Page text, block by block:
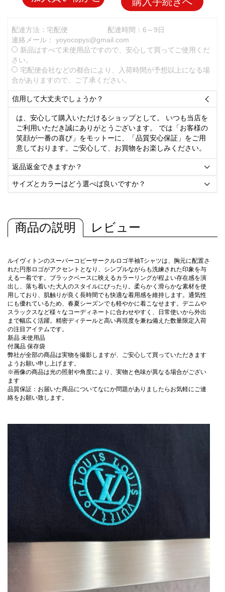
配達方法：宅配便
配達時間：6～9日
連絡メール： yoyocopys@gmail.com
新品はすべて未使用品ですので、安心して買ってご使用くだ
さい。
宅配便会社などの都合により、入荷時間が予想以上になる場
合がありますので、ご了承ください。
信用して大丈夫でしょうか？ 
は、安心して購入いただけるショップとして。 いつも当店を
ご利用いただき誠にありがとうございます。 では「お客様の
笑顔が一番の喜び」をモットーに、「品質安心保証」をご用
意しております。ご安心して、お買物をお楽しみください。
返品返金できますか？ 
サイズとカラーはどう選べば良いですか？ 
商品の説明 レビュー
ルイヴィトンのスーパーコピーサークルロゴ半袖Tシャツは、胸元に配置さ
れた円形ロゴがアクセントとなり、シンプルながらも洗練された印象を与
える一着です。ブラックベースに映えるカラーリングが程よい存在感を演
出し、落ち着いた大人のスタイルにぴったり。柔らかく滑らかな素材を使
用しており、肌触りが良く長時間でも快適な着用感を維持します。通気性
にも優れているため、春夏シーズンでも軽やかに着こなせます。デニムや
スラックスなど様々なコーディネートに合わせやすく、日常使いから外出
まで幅広く活躍。精密ディテールと高い再現度を兼ね備えた数量限定入荷
の注目アイテムです。
新品 未使用品
付属品 保存袋
弊社が全部の商品は実物を撮影しますが、ご安心して買っていただきます
ようお願い申し上げます。
※画像の商品は光の照射や角度により、実物と色味が異なる場合がござい
ます
品質保証：お届いた商品についてなにか問題がありましたらお気軽にご連
絡をお願い致します。